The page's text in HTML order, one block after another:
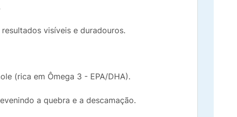
visíveis e duradouros.
(rica em Ômega 3 - EPA/DHA).
a quebra e a descamação.